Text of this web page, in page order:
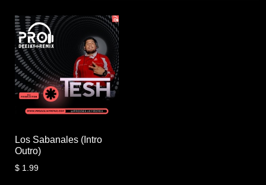
Los Sabanales (Intro
Outro)
$ 1.99